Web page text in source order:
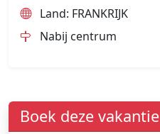
Land: FRANKRIJK
Nabij centrum
Boek deze vakantie